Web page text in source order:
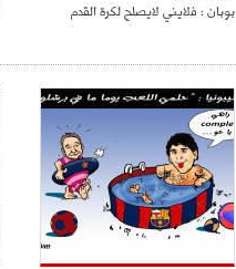
بوبان : فلايني لايصلح لكرة القدم